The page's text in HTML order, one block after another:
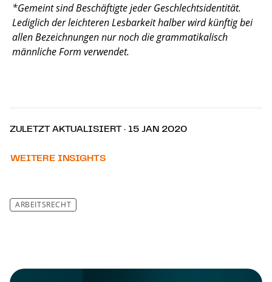
*Gemeint sind Beschäftigte jeder Geschlechtsidentität.
Lediglich der leichteren Lesbarkeit halber wird künftig bei
allen Bezeichnungen nur noch die grammatikalisch
männliche Form verwendet.
ZULETZT AKTUALISIERT · 15 JAN 2020
WEITERE INSIGHTS
ARBEITSRECHT